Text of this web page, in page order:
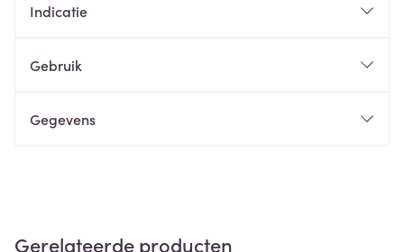
Indicatie
Gebruik
Gegevens
Gerelateerde producten